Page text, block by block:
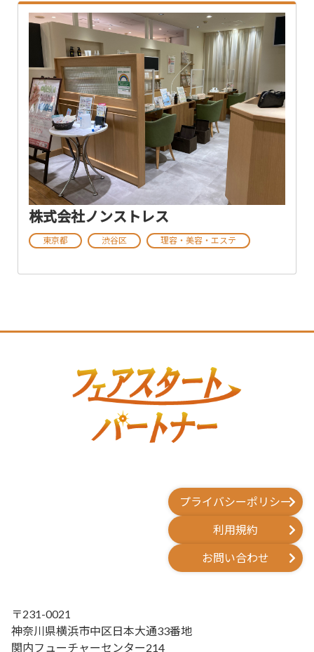
株式会社ノンストレス
東京都 渋谷区 理容・美容・エステ
プライバシーポリシー
利用規約
お問い合わせ
〒231-0021
神奈川県横浜市中区日本大通33番地
関内フューチャーセンター214